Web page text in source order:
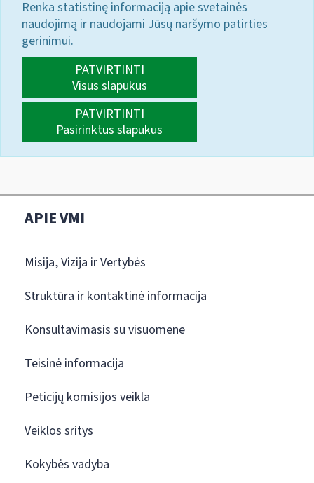
Renka statistinę informaciją apie svetainės
naudojimą ir naudojami Jūsų naršymo patirties
gerinimui.
PATVIRTINTI
Visus slapukus
PATVIRTINTI
Pasirinktus slapukus
APIE VMI
Misija, Vizija ir Vertybės
Struktūra ir kontaktinė informacija
Konsultavimasis su visuomene
Teisinė informacija
Peticijų komisijos veikla
Veiklos sritys
Kokybės vadyba